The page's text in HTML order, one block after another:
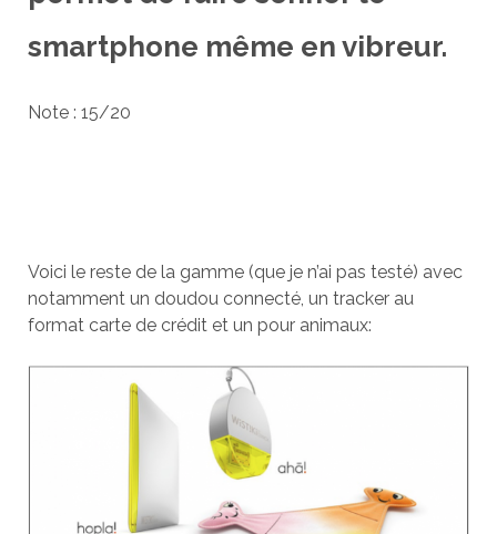
smartphone même en vibreur.
Note : 15/20
Voici le reste de la gamme (que je n’ai pas testé) avec
notamment un doudou connecté, un tracker au
format carte de crédit et un pour animaux: